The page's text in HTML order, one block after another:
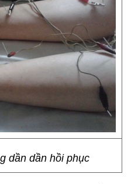
dần dần hồi phục